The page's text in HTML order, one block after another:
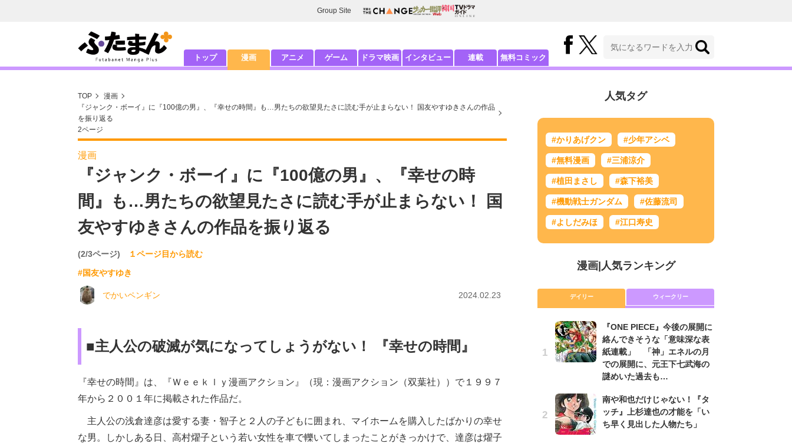
Group Site
トップ 漫画 アニメ ゲーム ドラマ映画 インタビュー 連載 無料コミック
TOP
漫画
『ジャンク・ボーイ』に『100億の男』、『幸せの時間』も…男たちの欲望見たさに読む手が止まらない！ 国友やすゆきさんの作品
を振り返る
2ページ
漫画
『ジャンク・ボーイ』に『100億の男』、『幸せの時
間』も…男たちの欲望見たさに読む手が止まらない！ 国
友やすゆきさんの作品を振り返る
(2/3ページ)
１ページ目から読む
#国友やすゆき
でかいペンギン 2024.02.23
■主人公の破滅が気になってしょうがない！ 『幸せの時間』
『幸せの時間』は、『Ｗｅｅｋｌｙ漫画アクション』（現：漫画アクション（双葉社））で１９９７
年から２００１年に掲載された作品だ。
主人公の浅倉達彦は愛する妻・智子と２人の子どもに囲まれ、マイホームを購入したばかりの幸せ
な男。しかしある日、高村燿子という若い女性を車で轢いてしまったことがきっかけで、達彦は燿子
人気タグ
#かりあげクン #少年アシベ
#無料漫画 #三浦涼介
#植田まさし #森下裕美
#機動戦士ガンダム #佐藤流司
#よしだみほ #江口寿史
漫画| 人気ランキング
デイリー ウィークリー
『ONE PIECE』今後の展開に
絡んできそうな「意味深な表
紙連載」 「神」エネルの月
での展開に、元王下七武海の
謎めいた過去も…
南や和也だけじゃない！『タ
ッチ』上杉達也の才能を「い
ち早く見出した人物たち」